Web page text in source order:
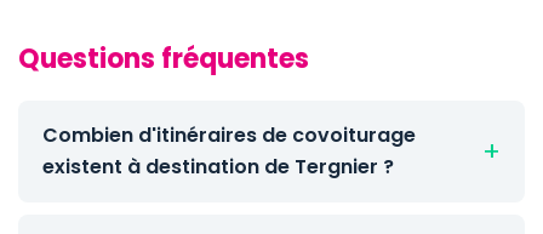
Questions fréquentes
Combien d'itinéraires de covoiturage
existent à destination de Tergnier ?